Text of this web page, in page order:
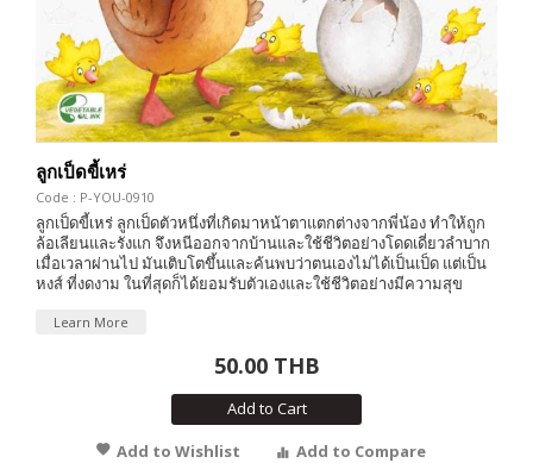
ลูกเป็ดขี้เหร่
Code : P-YOU-0910
ลูกเป็ดขี้เหร่ ลูกเป็ดตัวหนึ่งที่เกิดมาหน้าตาแตกต่างจากพี่น้อง ทำให้ถูก
ล้อเลียนและรังแก จึงหนีออกจากบ้านและใช้ชีวิตอย่างโดดเดี่ยวลำบาก
เมื่อเวลาผ่านไป มันเติบโตขึ้นและค้นพบว่าตนเองไม่ได้เป็นเป็ด แต่เป็น
หงส์ ที่งดงาม ในที่สุดก็ได้ยอมรับตัวเองและใช้ชีวิตอย่างมีความสุข
Learn More
50.00 THB
Add to Cart
Add to Wishlist
Add to Compare